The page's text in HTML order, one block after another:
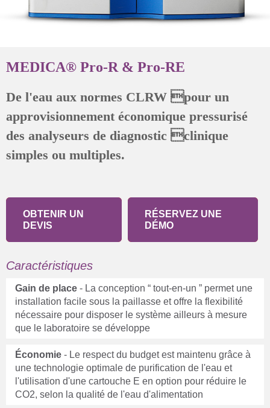
MEDICA® Pro-R & Pro-RE
De l'eau aux normes CLRW pour un
approvisionnement économique pressurisé
des analyseurs de diagnostic clinique
simples ou multiples.
OBTENIR UN
DEVIS
RÉSERVEZ UNE
DÉMO
Caractéristiques
Gain de place - La conception “ tout-en-un ” permet une
installation facile sous la paillasse et offre la flexibilité
nécessaire pour disposer le système ailleurs à mesure
que le laboratoire se développe
Économie - Le respect du budget est maintenu grâce à
une technologie optimale de purification de l'eau et
l'utilisation d'une cartouche E en option pour réduire le
CO2, selon la qualité de l'eau d'alimentation